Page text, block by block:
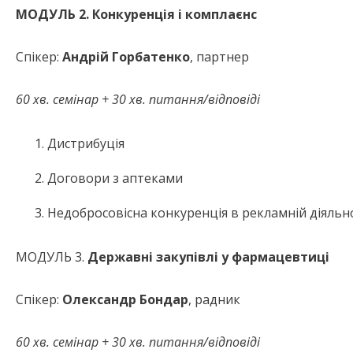
МОДУЛЬ 2. Конкуренція і комплаєнс
Спікер: Андрій Горбатенко, партнер
60 хв. семінар + 30 хв. питання/відповіді
Дистрибуція
Договори з аптеками
Недобросовісна конкуренція в рекламній
МОДУЛЬ 3. Державні закупівлі у фармацевтиці
Спікер: Олександр Бондар, радник
60 хв. семінар + 30 хв. питання/відповіді